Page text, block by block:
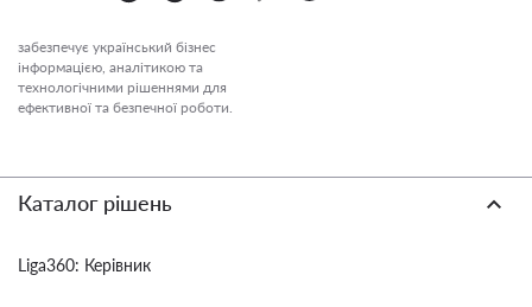
забезпечує український бізнес
інформацією, аналітикою та
технологічними рішеннями для
ефективної та безпечної роботи.
Каталог рішень
Liga360: Керівник